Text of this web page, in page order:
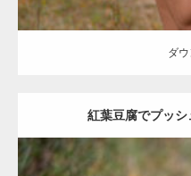
ダ
紅葉豆腐でプッ